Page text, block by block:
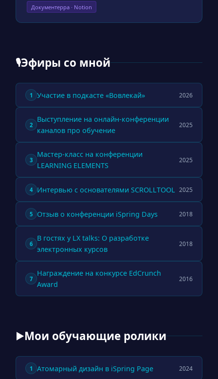
Документерра · Notion
🎙Эфиры со мной
1 Участие в подкасте «Вовлекай» 2026
2
Выступление на онлайн-конференции
каналов про обучение
2025
3
Мастер-класс на конференции
LEARNING ELEMENTS
2025
4 Интервью с основателями SCROLLTOOL 2025
5 Отзыв о конференции iSpring Days 2018
6
В гостях у LX talks: О разработке
электронных курсов
2018
7
Награждение на конкурсе EdCrunch
Award
2016
▶Мои обучающие ролики
1 Атомарный дизайн в iSpring Page 2024